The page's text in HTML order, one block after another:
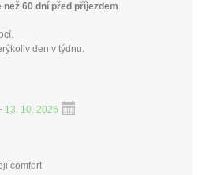
60 dní před příjezdem
den v týdnu.
13. 10. 2026
comfort